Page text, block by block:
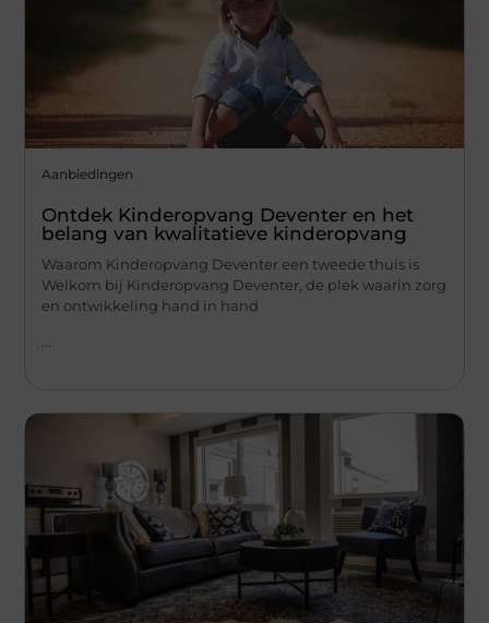
Aanbiedingen
Ontdek Kinderopvang Deventer en het
belang van kwalitatieve kinderopvang
Waarom Kinderopvang Deventer een tweede thuis is
Welkom bij Kinderopvang Deventer, de plek waarin zorg
en ontwikkeling hand in hand
...